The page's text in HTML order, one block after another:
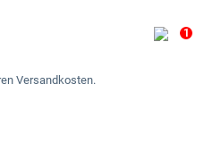
Versandkosten.
1